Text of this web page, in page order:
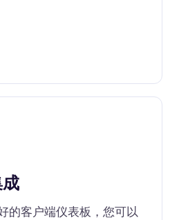
的客户端仪表板，您可以